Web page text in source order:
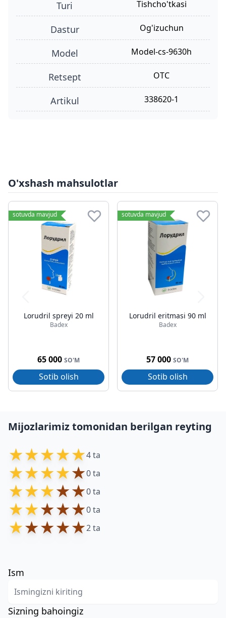
turi tishcho'tkasi
dastur og'izuchun
model model-cs-9630h
retsept OTC
Artikul 338620-1
O'xshash mahsulotlar
sotuvda mavjud
Lorudril spreyi 20 ml
Badex
65 000 SO'M
Sotib olish
sotuvda mavjud
Lorudril eritmasi 90 ml
Badex
57 000 SO'M
Sotib olish
Mijozlarimiz tomonidan berilgan reyting
★★★★★4 ta
★★★★★0 ta
★★★★★0 ta
★★★★★0 ta
★★★★★2 ta
Ism
Sizning bahoingiz